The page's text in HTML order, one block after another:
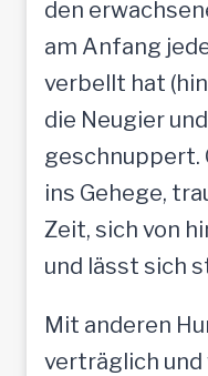
den
am Anfang
verbellt hat
die Neugier
geschnuppert.
ins Gehege,
Zeit, sich von
und lässt sich
Mit anderen
verträglich